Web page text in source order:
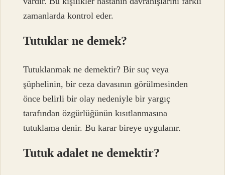
zamanlarda kontrol eder.
Tutuklar ne demek?
Tutuklanmak ne demektir? Bir suç veya
şüphelinin, bir ceza davasının görülmesinden
önce belirli bir olay nedeniyle bir yargıç
tarafından özgürlüğünün kısıtlanmasına
tutuklama denir. Bu karar bireye uygulanır.
Tutuk adalet ne demektir?